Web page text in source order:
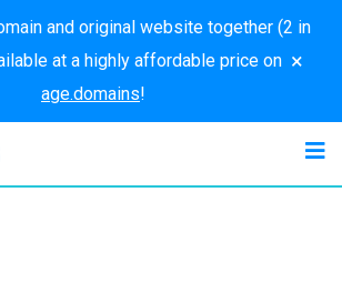
and original website together (2 in
at a highly affordable price on
age.domains!
×